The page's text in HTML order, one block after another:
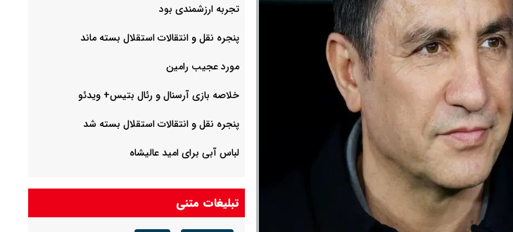
تجربه ارزشمندی بود
پنجره نقل و انتقالات استقلال بسته ماند
مورد عجیب رامین
خلاصه بازی آرسنال و رئال بتیس+ ویدئو
پنجره نقل و انتقالات استقلال بسته شد
لباس آبی برای امید عالیشاه
تبلیغات متنی